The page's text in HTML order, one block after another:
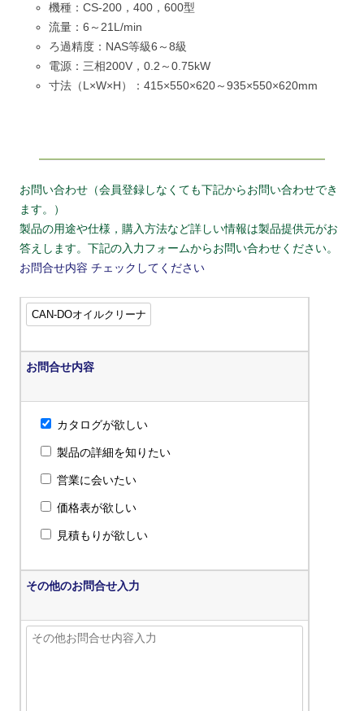
機種：CS-200，400，600型
流量：6～21L/min
ろ過精度：NAS等級6～8級
電源：三相200V，0.2～0.75kW
寸法（L×W×H）：415×550×620～935×550×620mm
お問い合わせ（会員登録しなくても下記からお問い合わせでき
ます。）
製品の用途や仕様，購入方法など詳しい情報は製品提供元がお
答えします。下記の入力フォームからお問い合わせください。
お問合せ内容 チェックしてください
お問合せ内容
カタログが欲しい
製品の詳細を知りたい
営業に会いたい
価格表が欲しい
見積もりが欲しい
その他のお問合せ入力